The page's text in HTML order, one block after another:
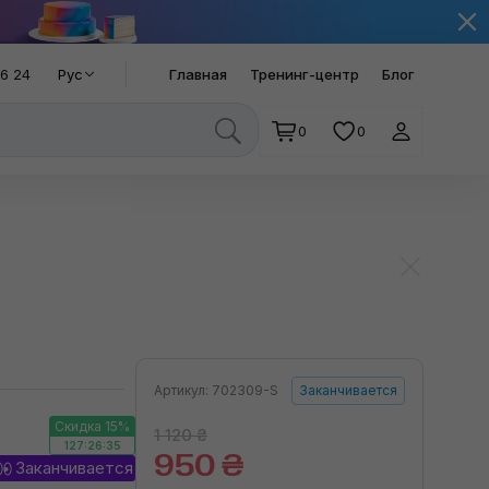
24 Рус Главная Тренинг-центр Блог
0 0
Скидка 15%
127:26:34
Заканчивается
Артикул: 702309-S Заканчивается
1 120 ₴
950 ₴